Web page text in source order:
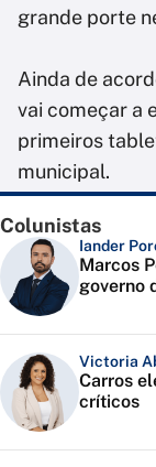
grande porte
Ainda de
vai começar a
primeiros
municipal.
Colunistas
Iander
Marcos
governo
Victoria
Carros
críticos